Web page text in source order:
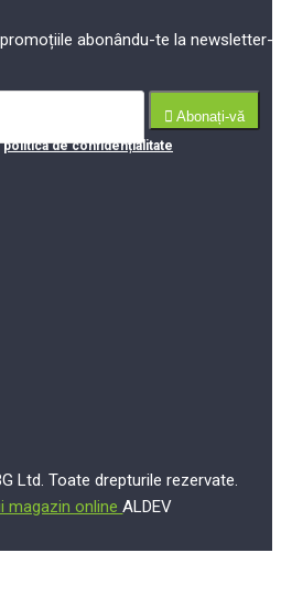
abonându-te la newsletter-
Abonați-vă
politica de confidențialitate
Ltd. Toate drepturile rezervate.
magazin onlineALDEV